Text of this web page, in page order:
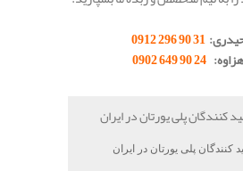
31 90 296 0912
24 90 649 0902
کنندگان پلی یورتان در ایران